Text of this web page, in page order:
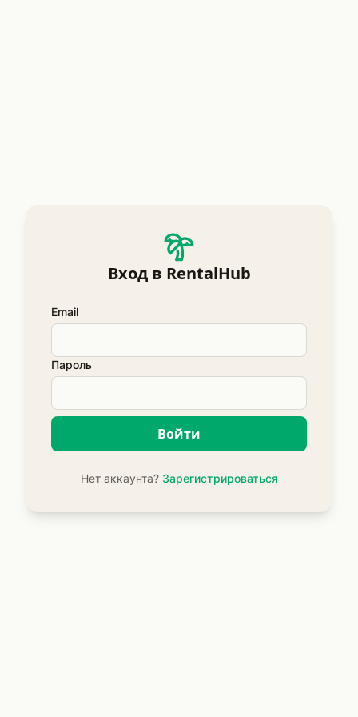
Вход в RentalHub
Email
Пароль
Войти
Нет аккаунта? Зарегистрироваться